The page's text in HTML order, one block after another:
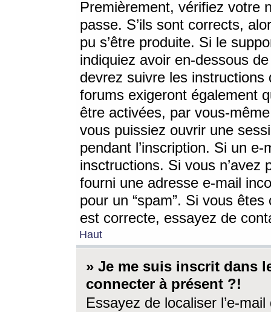
Premièrement, vérifiez votre
passe. S’ils sont corrects,
pu s’être produite. Si le
indiquiez avoir en-dessous
devrez suivre les
forums exigeront également
être activées, par vous-
vous puissiez ouvrir une
pendant l’inscription. Si un
insctructions. Si vous n’avez
fourni une adresse e-mail
pour un “spam”. Si vous
est correcte, essayez de
Haut
» Je me suis inscrit dans
connecter à présent ?!
Essayez de localiser l’e-